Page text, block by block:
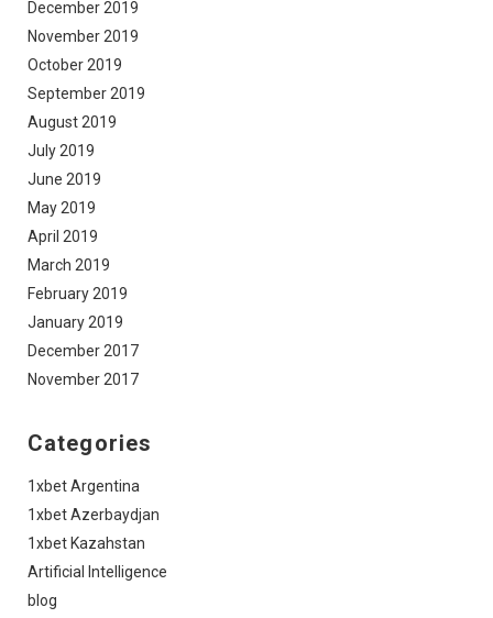
December 2019
November 2019
October 2019
September 2019
August 2019
July 2019
June 2019
May 2019
April 2019
March 2019
February 2019
January 2019
December 2017
November 2017
Categories
1xbet Argentina
1xbet Azerbaydjan
1xbet Kazahstan
Artificial Intelligence
blog